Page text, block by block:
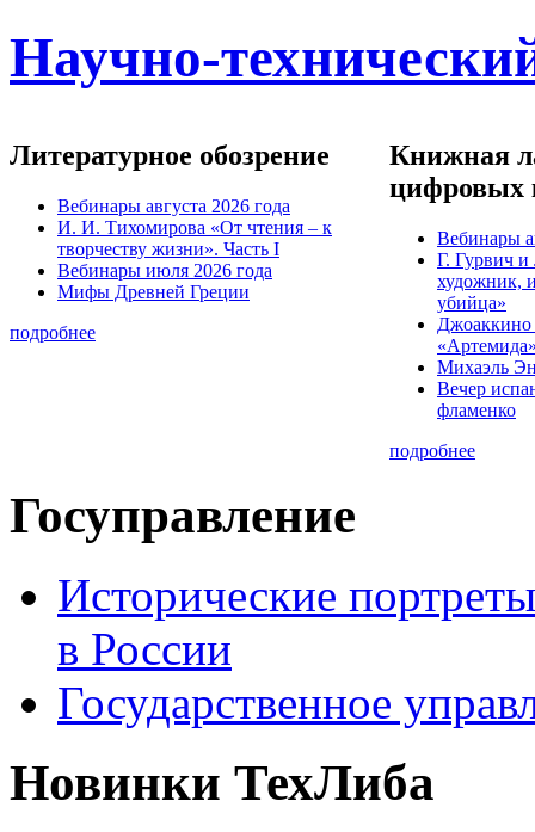
Научно-
Литературное обозрение
Вебинары августа 2026 года
И. И. Тихомирова «От чтения – к
творчеству жизни». Часть I
Вебинары июля 2026 года
Мифы Древней Греции
подробнее
Книжная
цифровых
Вебинары
Г. Гурвич
художник,
убийца»
Михаэль
Вечер
фламенко
подробнее
Госуправление
Исторические
в России
Государственное
Новинки ТехЛиба